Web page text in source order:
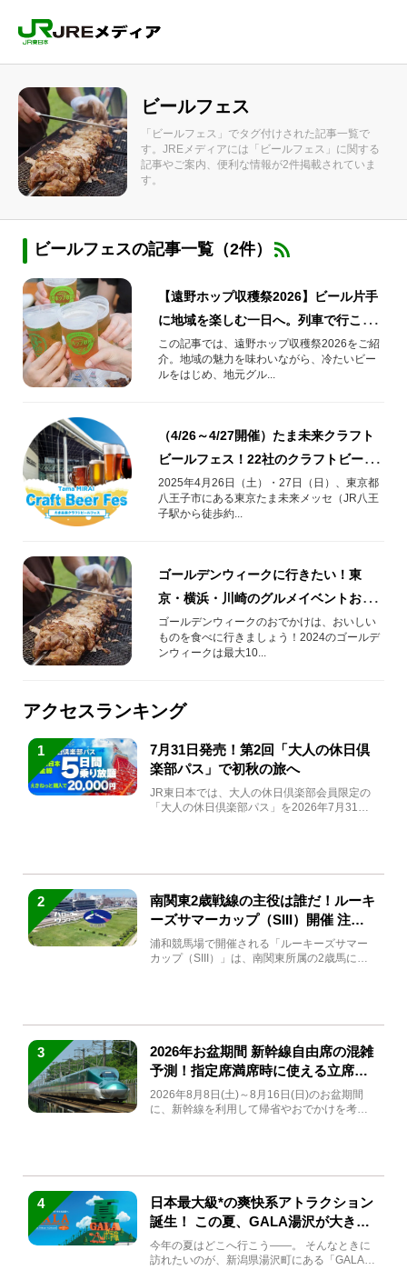
ビールフェス
「ビールフェス」でタグ付けされた記事一覧で
す。JREメディアには「ビールフェス」に関する
記事やご案内、便利な情報が2件掲載されていま
す。
ビールフェスの記事一覧（2件）
【遠野ホップ収穫祭2026】ビール片手
に地域を楽しむ一日へ。列車で行こう
ビールフェス
この記事では、遠野ホップ収穫祭2026をご紹
介。地域の魅力を味わいながら、冷たいビー
ルをはじめ、地元グル...
（4/26～4/27開催）たま未来クラフト
ビールフェス！22社のクラフトビール
が八王子に集結！
2025年4月26日（土）・27日（日）、東京都
八王子市にある東京たま未来メッセ（JR八王
子駅から徒歩約...
ゴールデンウィークに行きたい！東
京・横浜・川崎のグルメイベントおす
すめ5選！肉フェス®やビールフェスな
ど
ゴールデンウィークのおでかけは、おいしい
ものを食べに行きましょう！2024のゴールデ
ンウィークは最大10...
アクセスランキング
1
7月31日発売！第2回「大人の休日倶
楽部パス」で初秋の旅へ
JR東日本では、大人の休日倶楽部会員限定の
「大人の休日倶楽部パス」を2026年7月31日
2
南関東2歳戦線の主役は誰だ！ルーキ
ーズサマーカップ（SIII）開催 注目
馬と見どころをチェック
浦和競馬場で開催される「ルーキーズサマー
カップ（SIII）」は、南関東所属の2歳馬によ
3
2026年お盆期間 新幹線自由席の混雑
予測！指定席満席時に使える立席特
急券も解説
2026年8月8日(土)～8月16日(日)のお盆期間
に、新幹線を利用して帰省やおでかけを考え
4
日本最大級*の爽快系アトラクション
誕生！ この夏、GALA湯沢が大きく
生まれ変わる
今年の夏はどこへ行こう――。 そんなときに
訪れたいのが、新潟県湯沢町にある「GALA湯